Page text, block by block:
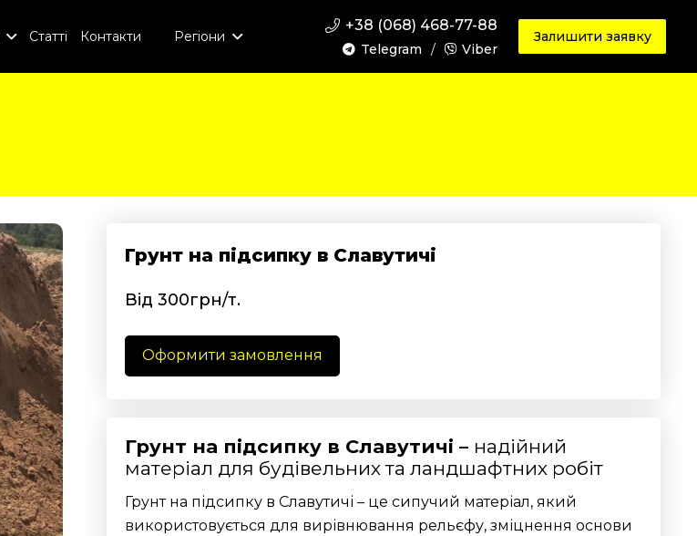
Статті Контакти Регіони
+38 (068) 468-77-88
Telegram / Viber
Залишити заявку
Грунт на підсипку в Славутичі
Від 300грн/т.
Оформити замовлення
Грунт на підсипку в Славутичі – надійний
матеріал для будівельних та ландшафтних робіт
Грунт на підсипку в Славутичі – це сипучий матеріал, який
використовується для вирівнювання рельєфу, зміцнення основи